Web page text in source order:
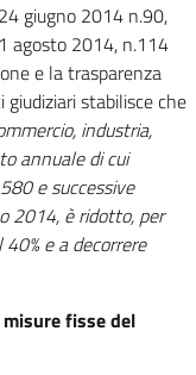
giugno 2014 n.90,
agosto 2014, n.114
e la trasparenza
stabilisce che
industria,
annuale di cui
e successive
2014, è ridotto, per
e a decorrere
fisse del